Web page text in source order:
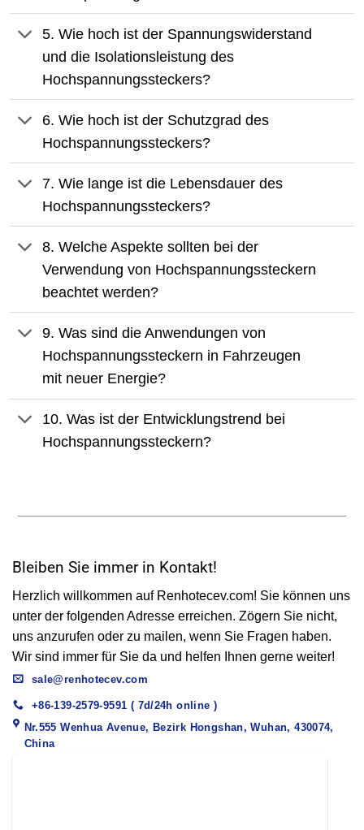
5. Wie hoch ist der Spannungswiderstand
und die Isolationsleistung des
Hochspannungssteckers?
6. Wie hoch ist der Schutzgrad des
Hochspannungssteckers?
7. Wie lange ist die Lebensdauer des
Hochspannungssteckers?
8. Welche Aspekte sollten bei der
Verwendung von Hochspannungssteckern
beachtet werden?
9. Was sind die Anwendungen von
Hochspannungssteckern in Fahrzeugen
mit neuer Energie?
10. Was ist der Entwicklungstrend bei
Hochspannungssteckern?
Bleiben Sie immer in Kontakt!
Herzlich willkommen auf Renhotecev.com! Sie können uns
unter der folgenden Adresse erreichen. Zögern Sie nicht,
uns anzurufen oder zu mailen, wenn Sie Fragen haben.
Wir sind immer für Sie da und helfen Ihnen gerne weiter!
sale@renhotecev.com
+86-139-2579-9591 ( 7d/24h online )
Nr.555 Wenhua Avenue, Bezirk Hongshan, Wuhan, 430074,
China